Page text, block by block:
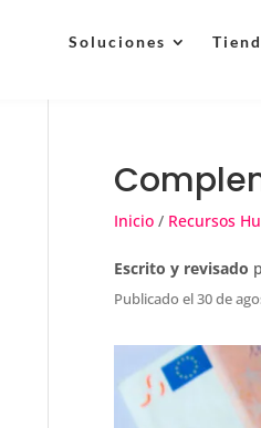
Soluciones
Inicio/ Recursos
Escrito y revisado
Publicado el 30 de